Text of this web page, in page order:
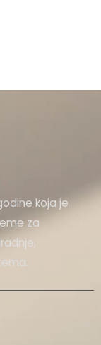
koja je
za